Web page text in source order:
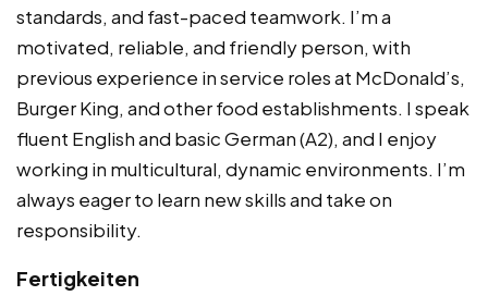
standards, and fast-paced teamwork. I’m a
motivated, reliable, and friendly person, with
previous experience in service roles at McDonald’s,
Burger King, and other food establishments. I speak
fluent English and basic German (A2), and I enjoy
working in multicultural, dynamic environments. I’m
always eager to learn new skills and take on
responsibility.
Fertigkeiten